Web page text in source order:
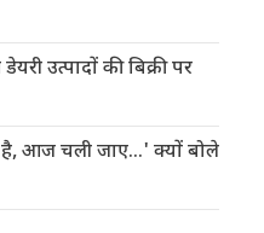
उत्पादों की बिक्री पर
है, आज चली जाए...' क्यों बोले